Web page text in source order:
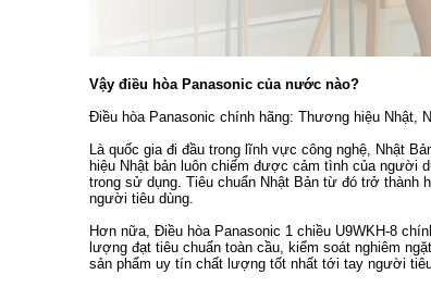
Vậy điều hòa Panasonic của nước nào?
Điều hòa Panasonic chính hãng: Thương hiệu Nhật,
Là quốc gia đi đầu trong lĩnh vực công nghệ, Nhật
hiệu Nhật bản luôn chiếm được cảm tình của người
trong sử dụng. Tiêu chuẩn Nhật Bản từ đó trở thành
người tiêu dùng.
Hơn nữa, Điều hòa Panasonic 1 chiều U9WKH-8
lượng đạt tiêu chuẩn toàn cầu, kiểm soát nghiêm
sản phẩm uy tín chất lượng tốt nhất tới tay người tiêu